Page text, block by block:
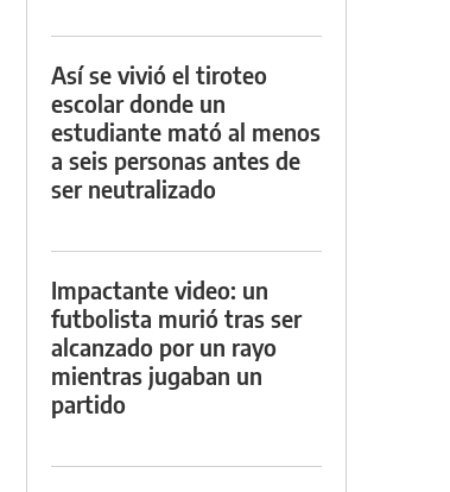
Así se vivió el tiroteo
escolar donde un
estudiante mató al menos
a seis personas antes de
ser neutralizado
Impactante video: un
futbolista murió tras ser
alcanzado por un rayo
mientras jugaban un
partido